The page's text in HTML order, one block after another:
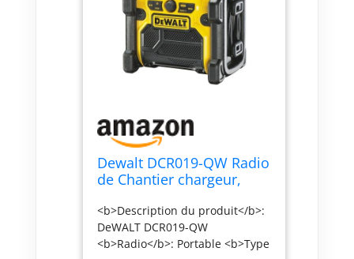
Dewalt DCR019-QW Radio
de Chantier chargeur,
FM/AM Jaune/Noir
<b>Description du produit</b>:
DeWALT DCR019-QW
<b>Radio</b>: Portable <b>Type